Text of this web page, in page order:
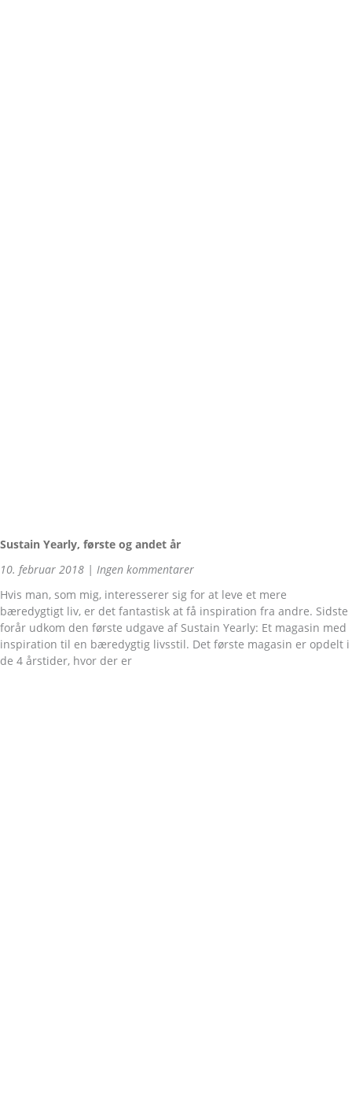
Sustain Yearly, første og andet år
10. februar 2018
Ingen kommentarer
Hvis man, som mig, interesserer sig for at leve et mere
bæredygtigt liv, er det fantastisk at få inspiration fra andre. Sidste
forår udkom den første udgave af Sustain Yearly: Et magasin med
inspiration til en bæredygtig livsstil. Det første magasin er opdelt i
de 4 årstider, hvor der er